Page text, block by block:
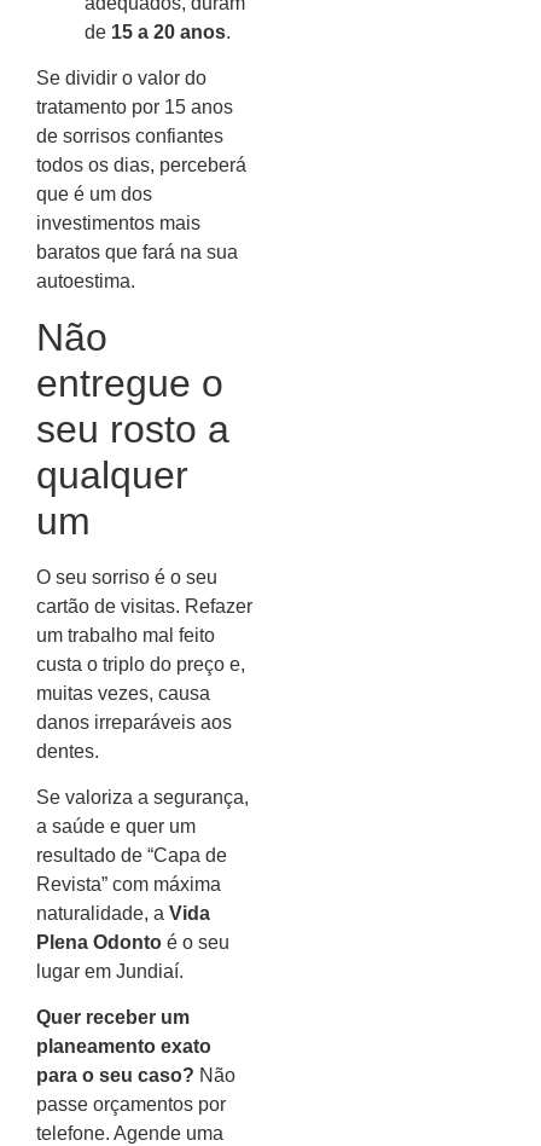
de 15 a 20 anos.
Se dividir o valor do
tratamento por 15 anos
de sorrisos confiantes
todos os dias, perceberá
que é um dos
investimentos mais
baratos que fará na sua
autoestima.
Não
entregue o
seu rosto a
qualquer
um
O seu sorriso é o seu
cartão de visitas. Refazer
um trabalho mal feito
custa o triplo do preço e,
muitas vezes, causa
danos irreparáveis aos
dentes.
Se valoriza a segurança,
a saúde e quer um
resultado de “Capa de
Revista” com máxima
naturalidade, a Vida
Plena Odonto é o seu
lugar em Jundiaí.
Quer receber um
planeamento exato
para o seu caso? Não
passe orçamentos por
telefone. Agende uma